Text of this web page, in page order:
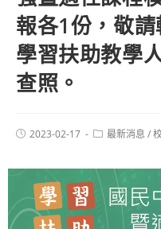
報各1份，敬
學習扶助教學
查照。
2023-02-17 最新消息 /